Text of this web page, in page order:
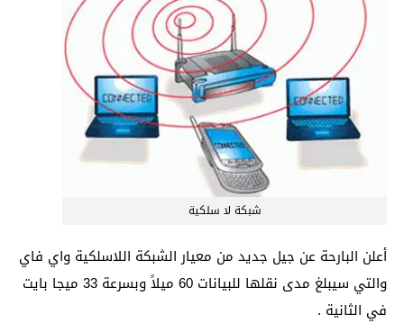
شبكة لا سلكية
أعلن البارحة عن جيل جديد من معيار الشبكة اللاسلكية واي فاي
والتي سيبلغ مدى نقلها للبيانات 60 ميلاً وبسرعة 33 ميجا بايت
في الثانية .